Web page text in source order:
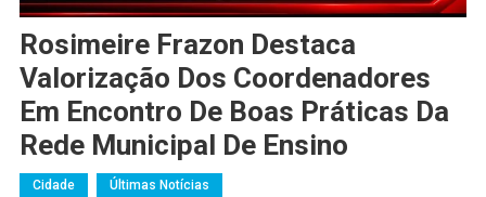
Rosimeire Frazon Destaca
Valorização Dos Coordenadores
Em Encontro De Boas Práticas Da
Rede Municipal De Ensino
Cidade Últimas Notícias